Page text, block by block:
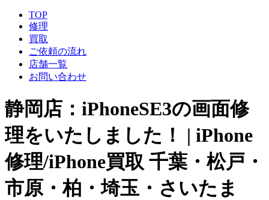
TOP
修理
買取
ご依頼の流れ
店舗一覧
お問い合わせ
静岡店：iPhoneSE3の画面修
理をいたしました！ | iPhone
修理/iPhone買取 千葉・松戸・
市原・柏・埼玉・さいたま